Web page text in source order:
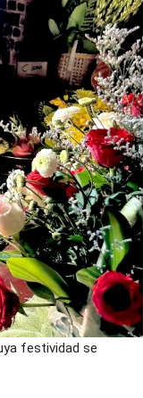
festividad se